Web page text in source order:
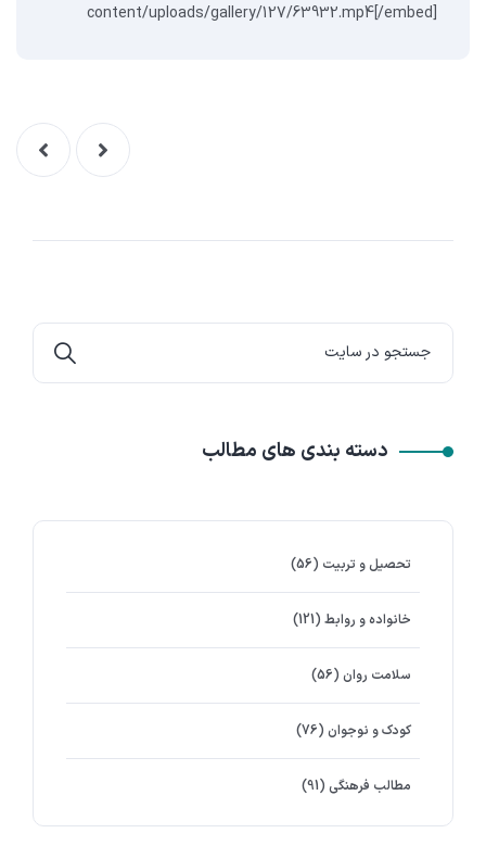
content/uploads/gallery/127/63932.mp4[/embed]
دسته بندی های مطالب
تحصیل و تربیت (56)
خانواده و روابط (121)
سلامت روان (56)
کودک و نوجوان (76)
مطالب فرهنگی (91)